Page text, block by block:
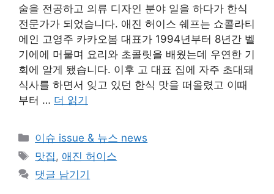
술을 전공하고 의류 디자인 분야 일을 하다가 한식
전문가가 되었습니다. 애진 허이스 쉐프는 쇼콜라티
에인 고영주 카카오봄 대표가 1994년부터 8년간 벨
기에에 머물며 요리와 초콜릿을 배웠는데 우연한 기
회에 알게 됐습니다. 이후 고 대표 집에 자주 초대돼
식사를 하면서 잊고 있던 한식 맛을 떠올렸고 이때
부터 … 더 읽기
카
테
리
이슈 issue & 뉴스 news
태
그
맛집, 애진 허이스
댓글 남기기